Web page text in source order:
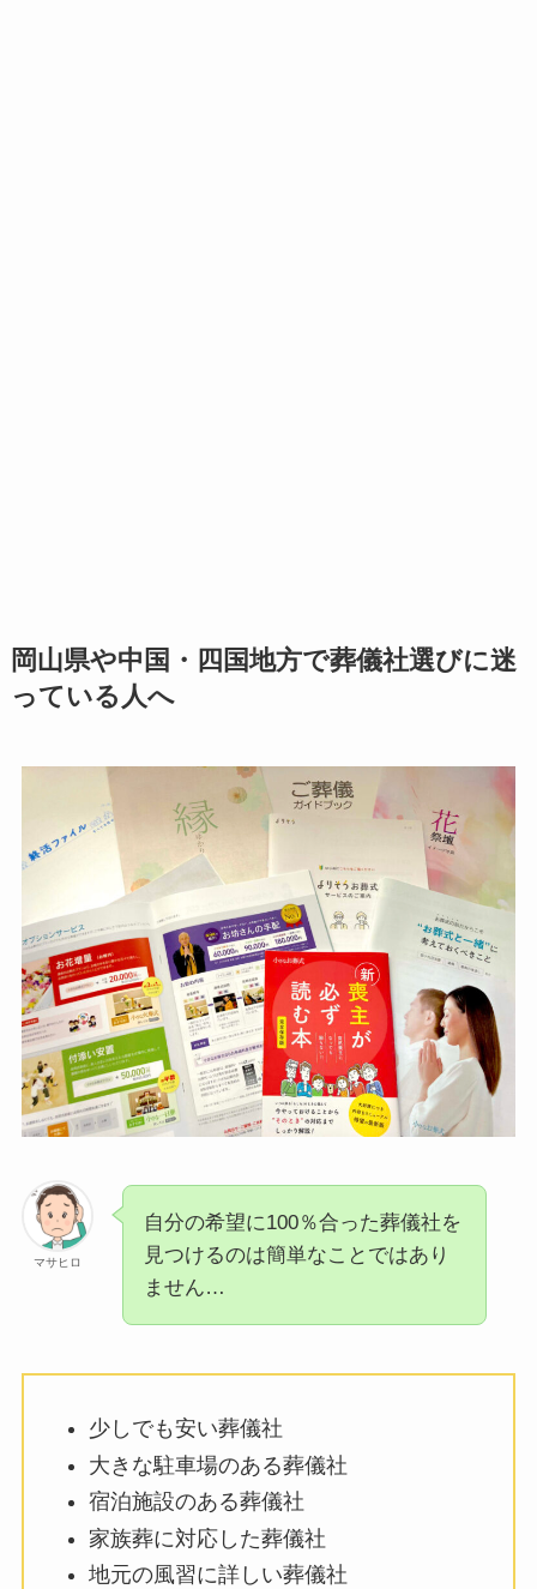
岡山県や中国・四国地方で葬儀社選びに迷
っている人へ
マサヒロ
自分の希望に100％合った葬儀社を
見つけるのは簡単なことではあり
ません…
少しでも安い葬儀社
大きな駐車場のある葬儀社
宿泊施設のある葬儀社
家族葬に対応した葬儀社
地元の風習に詳しい葬儀社